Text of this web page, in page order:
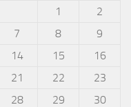
1
2
7 8
9
14 15
16
21 22
23
28 29
30